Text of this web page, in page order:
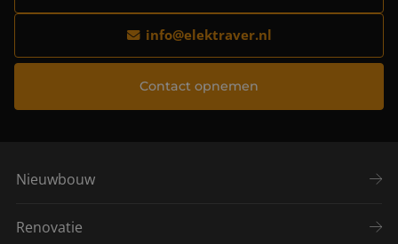
info@elektraver.nl
Contact opnemen
Nieuwbouw
Renovatie